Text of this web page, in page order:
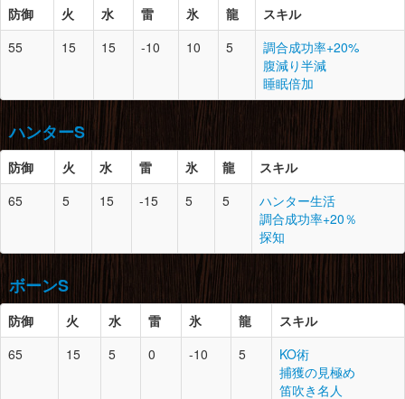
闘技王のコイン×3
ランポスの上鱗×2
ドラグライト鉱石×4
天空の結晶結晶×2
上質な毛皮×1
ランポスの上皮×2
マカライト鉱石×6
脚
天空の結晶×3
上質な毛皮×1
上質な鳥竜骨×2
大地の結晶×10
胴 11
上質な毛皮×1
上竜骨×2
カブレライト鉱石×1
上質な毛皮×1
竜骨【大】×3
盾虫の堅殻×1
腰
11 1
上質な毛皮×1
竜骨【大】×3
カブレライト鉱石×1
上質な毛皮×2
上竜骨×2
盾虫の堅殻×1
防御 火 水 雷 氷 龍
スキル
55
15 15 -10 10 5
調合成功率+20%
腹減り半減
睡眠倍加
頭
11 1
カブレライト鉱石×1
マカライト鉱石×2
鉄鉱石×5
胴
11
カブレライト鉱石×2
ドラグライト鉱石×1
大地の結晶の×2
ドスヘラクレス×2
腕
11 1
カブレライト鉱石×2
氷結晶×2
大地の結晶×2
腰
11 1
カブレライト鉱石×1
ドラグライト鉱石×1
大地の結晶×2
ドスヘラクレス×2
ハンターS
防御 火 水 雷 氷 龍
スキル
65
5 15 -15 5 5
ハンター生活
調合成功率+20％
探知
必要素材
頭
13 2
カブレライト鉱石×2
ドスヘラクレス×2
マカライト鉱石×5
鉄鉱石×5
胴
13 1
カブレライト鉱石×1
ジャギィの上鱗×3
ボーンS
防御 火 水 雷 氷 龍
スキル
65
15 5 0 -10 5
KO術
捕獲の見極め
笛吹き名人
必要素材